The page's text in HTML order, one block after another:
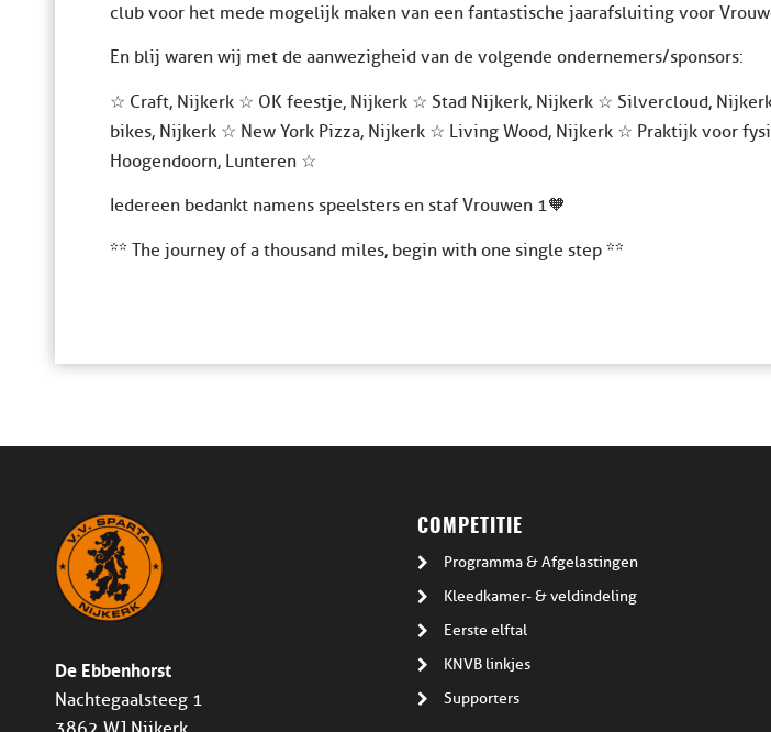
club voor het mede mogelijk maken van een fantastische jaarafsluiting voor
En blij waren wij met de aanwezigheid van de volgende ondernemers/sponsors:
☆ Craft, Nijkerk ☆ OK feestje, Nijkerk ☆ Stad Nijkerk, Nijkerk ☆ Silvercloud,
bikes, Nijkerk ☆ New York Pizza, Nijkerk ☆ Living Wood, Nijkerk ☆ Praktijk voor
Hoogendoorn, Lunteren ☆
Iedereen bedankt namens speelsters en staf Vrouwen 1🧡
** The journey of a thousand miles, begin with one single step **
De Ebbenhorst
Nachtegaalsteeg 1
COMPETITIE
Programma & Afgelastingen
Kleedkamer- & veldindeling
Eerste elftal
KNVB linkjes
Supporters